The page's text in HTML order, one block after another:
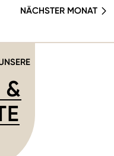
NÄCHSTER MONAT
&